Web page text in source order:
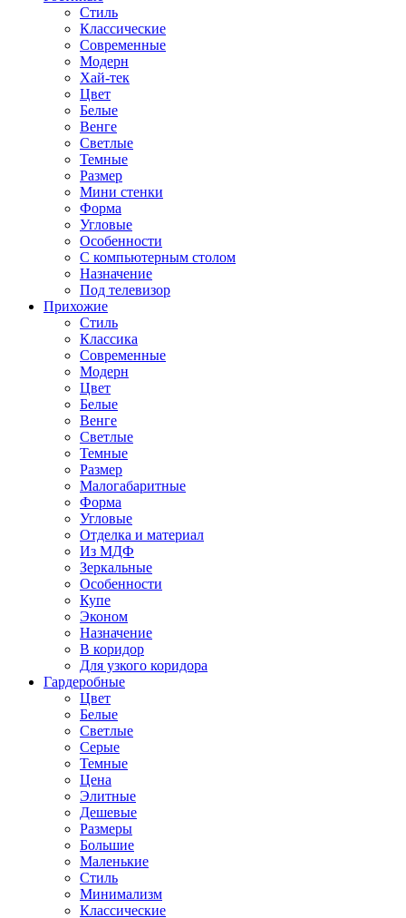
Стиль
Классические
Современные
Модерн
Хай-тек
Цвет
Белые
Венге
Светлые
Темные
Размер
Мини стенки
Форма
Угловые
Особенности
С компьютерным столом
Назначение
Под телевизор
Прихожие
Стиль
Классика
Современные
Модерн
Цвет
Белые
Венге
Светлые
Темные
Размер
Малогабаритные
Форма
Угловые
Отделка и материал
Из МДФ
Зеркальные
Особенности
Купе
Эконом
Назначение
В коридор
Для узкого коридора
Гардеробные
Цвет
Белые
Светлые
Серые
Темные
Цена
Элитные
Дешевые
Размеры
Большие
Маленькие
Стиль
Минимализм
Классические